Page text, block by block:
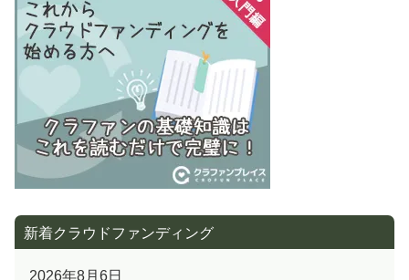
シ
ョ
ン
新着クラウドファンディング
2026年8月6日